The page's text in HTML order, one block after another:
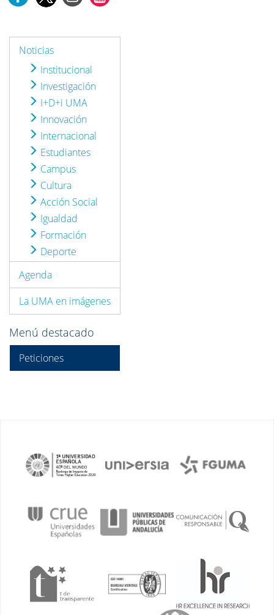
Noticias
Institucional
Investigación
I+D+i UMA
Innovación
Internacional
Estudiantes
Campus
Cultura
Acción Social
Igualdad
Formación
Deporte
Agenda
La UMA en imágenes
Menú destacado
Peticiones